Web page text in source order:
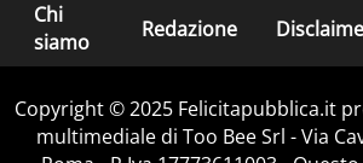
Chi
siamo
Redazione
Copyright © 2025 Felicitapubblica.it
multimediale di Too Bee Srl - Via